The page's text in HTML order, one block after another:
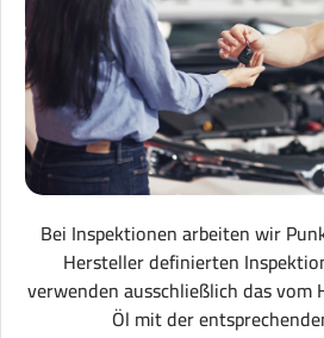
Bei Inspektionen arbeiten wir
Hersteller definierten
verwenden ausschließlich das vom
Öl mit der